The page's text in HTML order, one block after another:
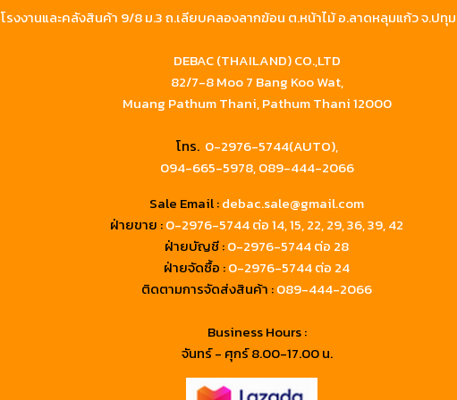
โรงงานและคลังสินค้า 9/8 ม.3 ถ.เลียบคลองลากฆ้อน ต.หน้าไม้ อ.ลาดหลุมแก้ว จ.ปทุม
DEBAC (THAILAND) CO.,LTD
82/7-8 Moo 7 Bang Koo Wat,
Muang Pathum Thani, Pathum Thani 12000
โทร. 0-2976-5744(AUTO),
094-665-5978,089-444-2066
Sale Email :debac.sale@gmail.com
ฝ่ายขาย :0-2976-5744ต่อ 14, 15, 22, 29, 36, 39, 42
ฝ่ายบัญชี :0-2976-5744 ต่อ 28
ฝ่ายจัดซื้อ :0-2976-5744 ต่อ 24
ติดตามการจัดส่งสินค้า :089-444-2066
Business Hours :
จันทร์ - ศุกร์ 8.00-17.00 น.